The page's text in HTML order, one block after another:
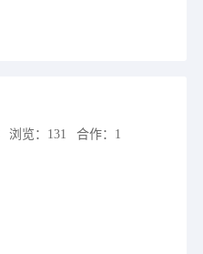
浏览： 131 合作： 1